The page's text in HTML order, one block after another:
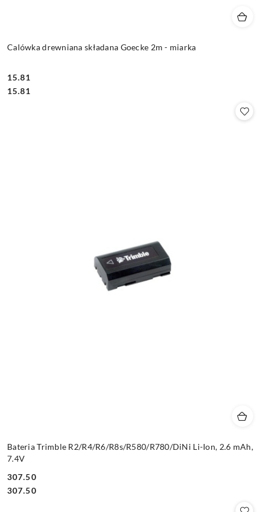
Calówka drewniana składana Goecke 2m - miarka
Cena:
15.81
Cena:
15.81
Bateria Trimble R2/R4/R6/R8s/R580/R780/DiNi Li-Ion, 2.6 mAh,
7.4V
Cena:
307.50
Cena:
307.50